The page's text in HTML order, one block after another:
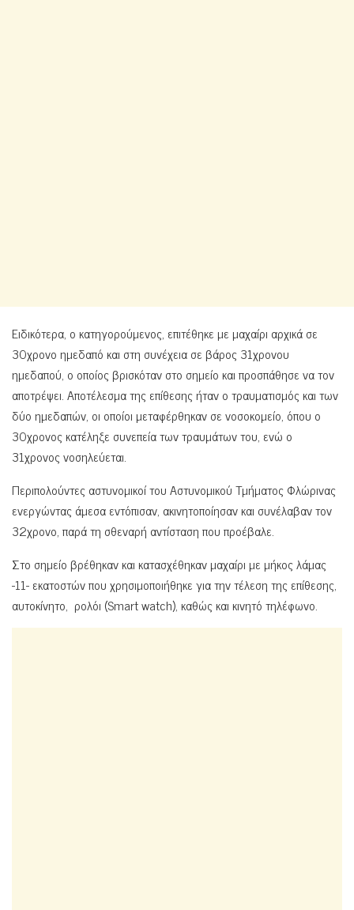
Ειδικότερα, ο κατηγορούμενος, επιτέθηκε με μαχαίρι αρχικά σε
30χρονο ημεδαπό και στη συνέχεια σε βάρος 31χρονου
ημεδαπού, ο οποίος βρισκόταν στο σημείο και προσπάθησε να τον
αποτρέψει. Αποτέλεσμα της επίθεσης ήταν ο τραυματισμός και των
δύο ημεδαπών, οι οποίοι μεταφέρθηκαν σε νοσοκομείο, όπου ο
30χρονος κατέληξε συνεπεία των τραυμάτων του, ενώ ο
31χρονος νοσηλεύεται.
Περιπολούντες αστυνομικοί του Αστυνομικού Τμήματος Φλώρινας
ενεργώντας άμεσα εντόπισαν, ακινητοποίησαν και συνέλαβαν τον
32χρονο, παρά τη σθεναρή αντίσταση που προέβαλε.
Στο σημείο βρέθηκαν και κατασχέθηκαν μαχαίρι με μήκος λάμας
-11- εκατοστών που χρησιμοποιήθηκε για την τέλεση της επίθεσης,
αυτοκίνητο, ρολόι (Smart watch), καθώς και κινητό τηλέφωνο.